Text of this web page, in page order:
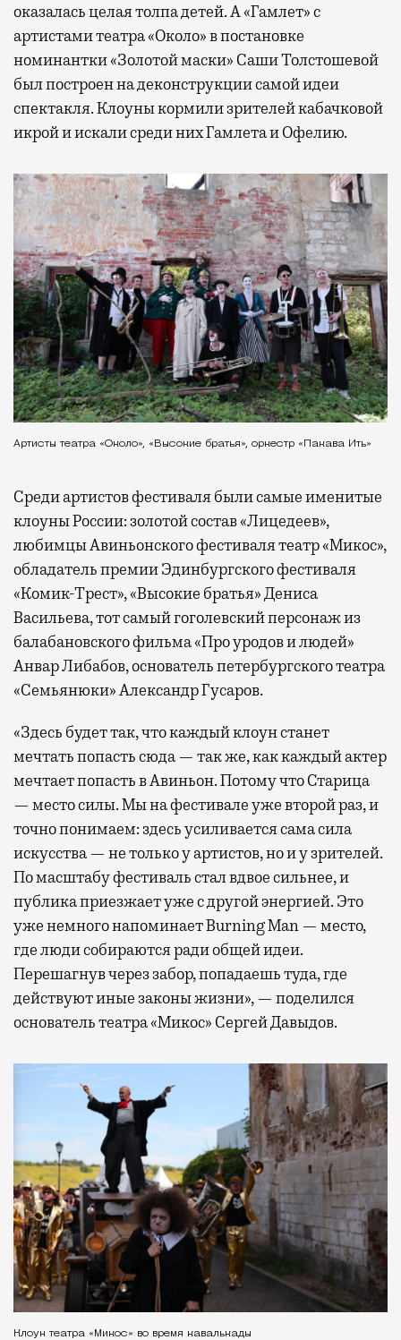
оказалась целая толпа детей. А «Гамлет» с
артистами театра «Около» в постановке
номинантки «Золотой маски» Саши Толстошевой
был построен на деконструкции самой идеи
спектакля. Клоуны кормили зрителей кабачковой
икрой и искали среди них Гамлета и Офелию.
Артисты театра «Около», «Высокие братья», оркестр «Пакава Ить»
Среди артистов фестиваля были самые именитые
клоуны России: золотой состав «Лицедеев»,
любимцы Авиньонского фестиваля театр «Микос»,
обладатель премии Эдинбургского фестиваля
«Комик-Трест», «Высокие братья» Дениса
Васильева, тот самый гоголевский персонаж из
балабановского фильма «Про уродов и людей»
Анвар Либабов, основатель петербургского театра
«Семьянюки» Александр Гусаров.
«Здесь будет так, что каждый клоун станет
мечтать попасть сюда — так же, как каждый актер
мечтает попасть в Авиньон. Потому что Старица
— место силы. Мы на фестивале уже второй раз, и
точно понимаем: здесь усиливается сама сила
искусства — не только у артистов, но и у зрителей.
По масштабу фестиваль стал вдвое сильнее, и
публика приезжает уже с другой энергией. Это
уже немного напоминает Burning Man — место,
где люди собираются ради общей идеи.
Перешагнув через забор, попадаешь туда, где
действуют иные законы жизни», — поделился
основатель театра «Микос» Сергей Давыдов.
Клоун театра «Микос» во время кавалькады